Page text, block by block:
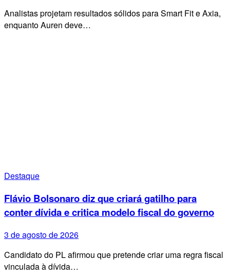
Analistas projetam resultados sólidos para Smart Fit e Axia,
enquanto Auren deve…
Destaque
Flávio Bolsonaro diz que criará gatilho para
conter dívida e critica modelo fiscal do governo
3 de agosto de 2026
Candidato do PL afirmou que pretende criar uma regra fiscal
vinculada à dívida…